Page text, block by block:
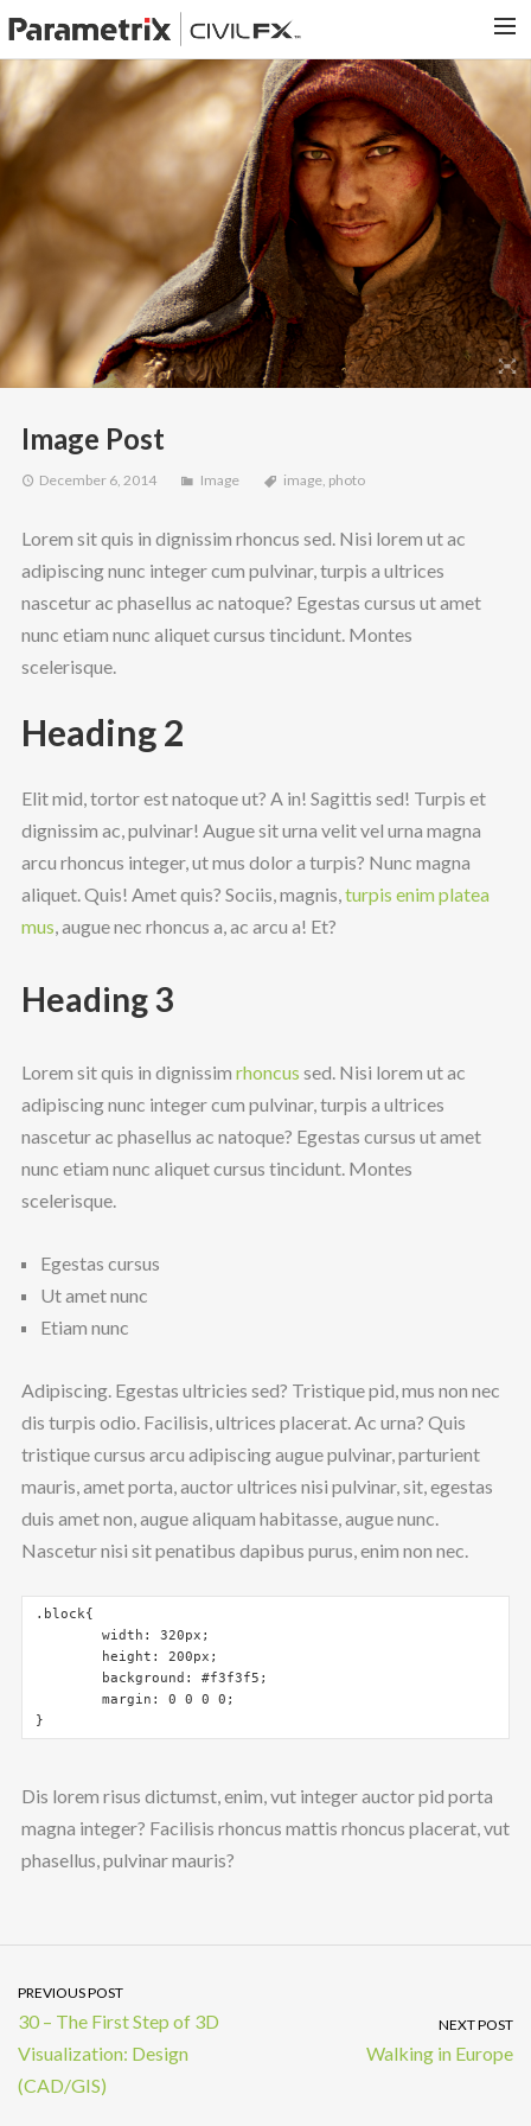
PARAMETRIX.COM
HOME
CONTACT US
Image Post
December 6, 2014 Image image, photo
Lorem sit quis in dignissim rhoncus sed. Nisi lorem ut ac
adipiscing nunc integer cum pulvinar, turpis a ultrices
nascetur ac phasellus ac natoque? Egestas cursus ut amet
nunc etiam nunc aliquet cursus tincidunt. Montes
scelerisque.
Heading 2
Elit mid, tortor est natoque ut? A in! Sagittis sed! Turpis et
dignissim ac, pulvinar! Augue sit urna velit vel urna magna
arcu rhoncus integer, ut mus dolor a turpis? Nunc magna
aliquet. Quis! Amet quis? Sociis, magnis,turpis enim platea
mus, augue nec rhoncus a, ac arcu a! Et?
Heading 3
Lorem sit quis in dignissim rhoncus sed. Nisi lorem ut ac
adipiscing nunc integer cum pulvinar, turpis a ultrices
nascetur ac phasellus ac natoque? Egestas cursus ut amet
nunc etiam nunc aliquet cursus tincidunt. Montes
scelerisque.
Egestas cursus
Ut amet nunc
Etiam nunc
Adipiscing. Egestas ultricies sed? Tristique pid, mus non nec
dis turpis odio. Facilisis, ultrices placerat. Ac urna? Quis
tristique cursus arcu adipiscing augue pulvinar, parturient
mauris, amet porta, auctor ultrices nisi pulvinar, sit, egestas
duis amet non, augue aliquam habitasse, augue nunc.
Nascetur nisi sit penatibus dapibus purus, enim non nec.
.block{
	width: 320px;
	margin: 0 0 0 0;
}
Dis lorem risus dictumst, enim, vut integer auctor pid porta
magna integer? Facilisis rhoncus mattis rhoncus placerat, vut
phasellus, pulvinar mauris?
PREVIOUS POST
30 – The First Step of 3D
Visualization: Design
(CAD/GIS)
NEXT POST
Walking in Europe